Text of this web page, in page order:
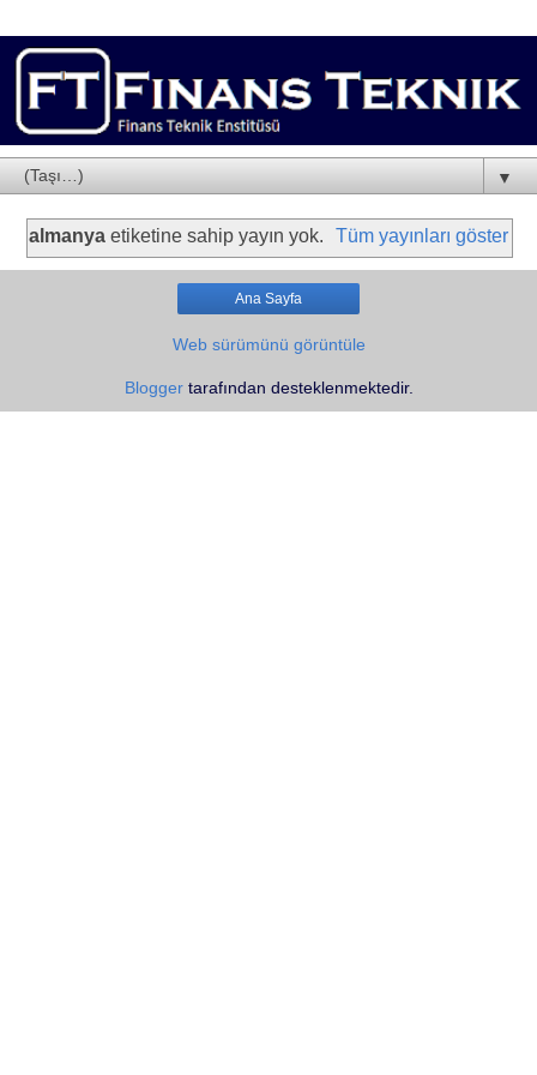
▼
almanyaetiketine sahip yayın yok. Tüm yayınları göster
Ana Sayfa
Web sürümünü görüntüle
Bloggertarafından desteklenmektedir.